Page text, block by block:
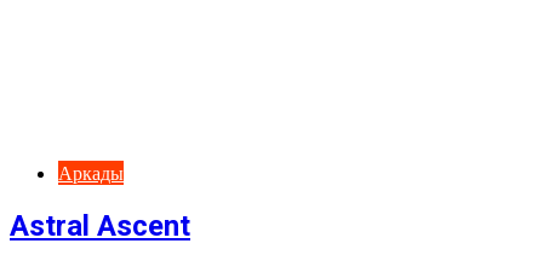
Аркады
Astral Ascent